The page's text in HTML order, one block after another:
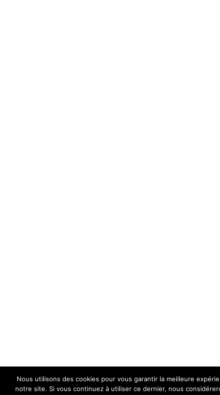
Nous utilisons des cookies pour vous garantir la meilleure
notre site. Si vous continuez à utiliser ce dernier, nous